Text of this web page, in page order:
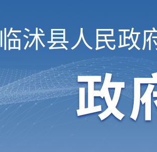
临沭县人民政